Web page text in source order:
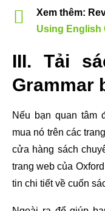
Xem thêm:
Using English
III. Tải
Grammar
Nếu bạn quan tâm
mua nó trên các
cửa hàng sách
trang web của
tin chi tiết về cuốn